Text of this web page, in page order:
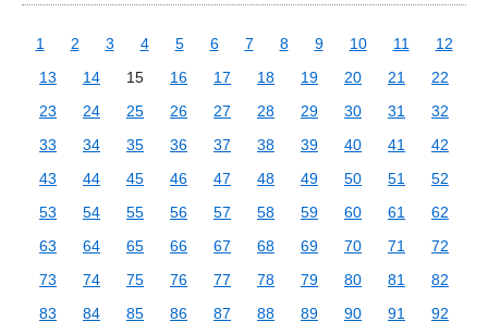
1 2 3 4 5 6 7 8 9 10 11
12
13
14 15 16 17 18 19 20 21
22
23
24 25 26 27 28 29 30 31
32
33
34 35 36 37 38 39 40 41
42
43
44 45 46 47 48 49 50 51
52
53
54 55 56 57 58 59 60 61
62
63
64 65 66 67 68 69 70 71
72
73
74 75 76 77 78 79 80 81
82
83
84 85 86 87 88 89 90 91
92